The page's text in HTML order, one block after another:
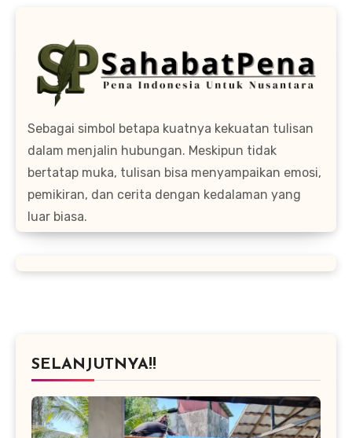
Sebagai simbol betapa kuatnya kekuatan tulisan
dalam menjalin hubungan. Meskipun tidak
bertatap muka, tulisan bisa menyampaikan emosi,
pemikiran, dan cerita dengan kedalaman yang
luar biasa.
SELANJUTNYA!!